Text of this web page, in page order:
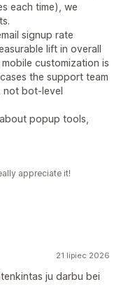
each time), we
signup rate
lift in overall
customization is
the support team
not bot-level
popup tools,
appreciate it!
21 lipiec 2026
ju darbu bei